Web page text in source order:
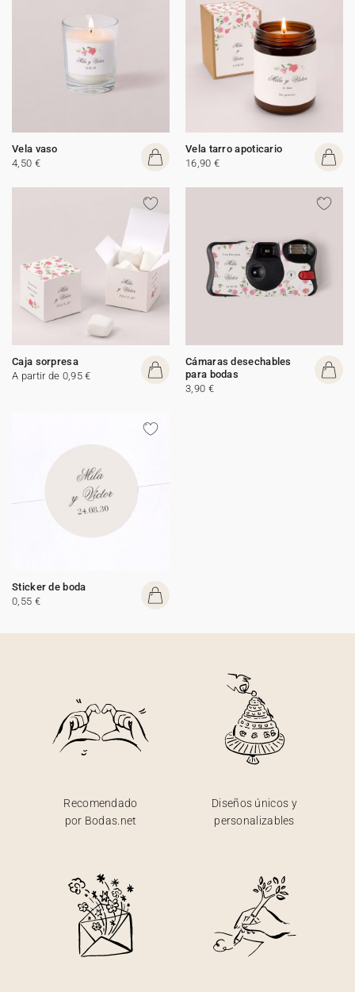
Vela vaso
4,50 €
Vela tarro apoticario
16,90 €
Caja sorpresa
A partir de 0,95 €
Cámaras desechables
para bodas
3,90 €
Sticker de boda
0,55 €
Recomendado
por Bodas.net
Diseños únicos y
personalizables